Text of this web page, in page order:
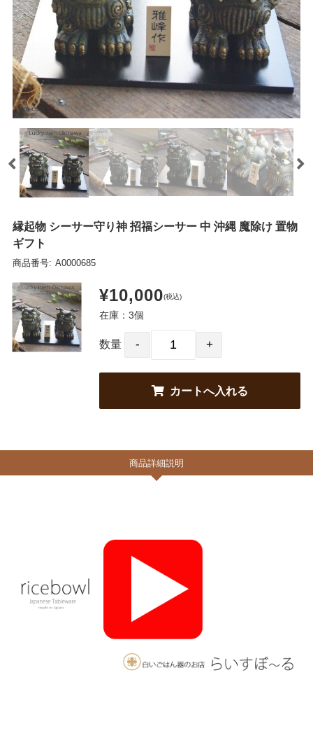
縁起物 シーサー守り神 招福シーサー 中 沖縄 魔除け 置物
ギフト
商品番号: A0000685
¥10,000(税込)
在庫：3個
数量
商品詳細説明